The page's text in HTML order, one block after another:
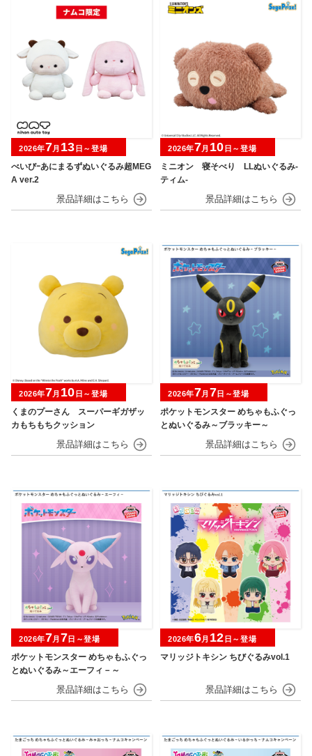
べいびｰあにまるずぬいぐるみ超MEG
A ver.2
2026年7月 13 日～登場
ミニオン 寝そべり LLぬいぐるみ‐
ティム‐
2026年7月 10 日～登場
くまのプーさん スーパーギガザッ
カもちもちクッション
2026年7月 10 日～登場
ポケットモンスター めちゃもふぐっ
とぬいぐるみ～ブラッキー～
2026年7月 7日～登場
ポケットモンスター めちゃもふぐっ
とぬいぐるみ～エーフィ－～
2026年7月 7 日～登場
マリッジトキシン ちびぐるみvol.1
2026年6月 12 日～登場